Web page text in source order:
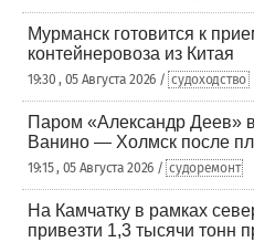
Мурманск готовится к
контейнеровоза из Китая
19:30 , 05 Августа 2026 / судоходство
Паром «Александр Деев»
Ванино — Холмск после
19:15 , 05 Августа 2026 / судоремонт
На Камчатку в рамках
привезти 1,3 тысячи тонн